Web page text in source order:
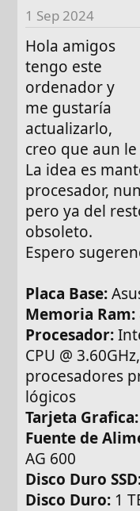
1 Sep 2024
Hola amigos
tengo este
ordenador y
me gustaría
actualizarlo,
creo que aun
La idea es
procesador,
pero ya del
obsoleto.
Espero
Placa Base:
Memoria Ram:
Procesador:
CPU @
procesadores
lógicos
Tarjeta Grafica:
Fuente de
AG 600
Disco Duro
Disco Duro: 1